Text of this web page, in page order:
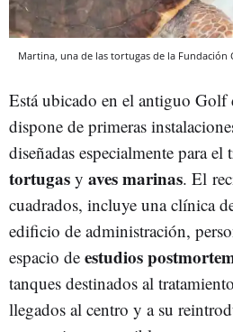
Martina, una de las tortugas de la Fundación
Está ubicado en el antiguo Golf
dispone de primeras
diseñadas especialmente para el
tortugas y aves marinas. El
cuadrados, incluye una clínica
edificio de administración,
espacio de estudios
tanques destinados al
llegados al centro y a su